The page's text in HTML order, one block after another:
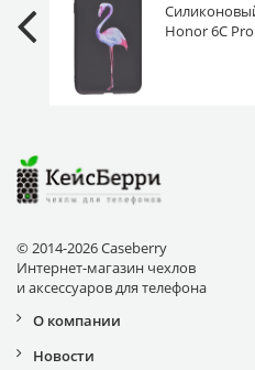
Honor 6C
© 2014-2026 Caseberry
Интернет-магазин чехлов
и аксессуаров для телефона
О компании
Новости